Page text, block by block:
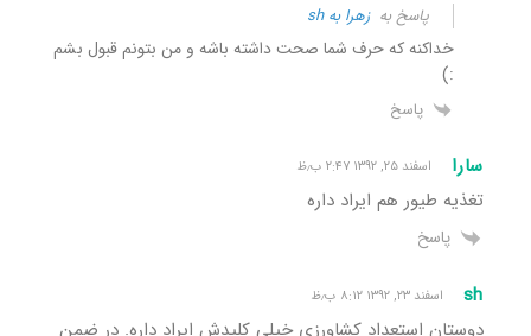
پاسخ بهزهرا به sh
خداکنه که حرف شما صحت داشته باشه و من بتونم قبول بشم
:)
پاسخ
سارا اسفند ۲۵, ۱۳۹۲ ۲:۴۷ ب٫ظ
تغذیه طیور هم ایراد داره
پاسخ
sh اسفند ۲۳, ۱۳۹۲ ۸:۱۲ ب٫ظ
دوستان استعداد کشاورزی خیلی کلیدش ایراد داره. در ضمن